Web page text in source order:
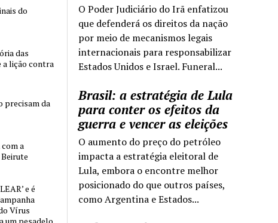
O Poder Judiciário do Irã enfatizou
que defenderá os direitos da nação
por meio de mecanismos legais
internacionais para responsabilizar
Estados Unidos e Israel. Funeral...
Brasil: a estratégia de Lula
para conter os efeitos da
guerra e vencer as eleições
O aumento do preço do petróleo
impacta a estratégia eleitoral de
Lula, embora o encontre melhor
posicionado do que outros países,
como Argentina e Estados...
do
das
a lição contra
precisam da
a
e é
Vírus
um pesadelo